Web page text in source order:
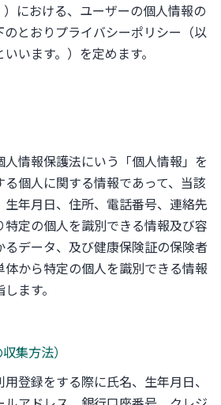
における、ユーザーの個人情報の
とおりプライバシーポリシー（以
います。）を定めます。
人情報保護法にいう「個人情報」を
個人に関する情報であって、当該
年月日、住所、電話番号、連絡先
特定の個人を識別できる情報及び容
データ、及び健康保険証の保険者
から特定の個人を識別できる情報
ます。
集方法）
登録をする際に氏名、生年月日、